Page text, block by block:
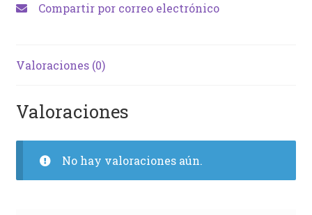
Compartir por correo electrónico
Valoraciones (0)
Valoraciones
No hay valoraciones aún.